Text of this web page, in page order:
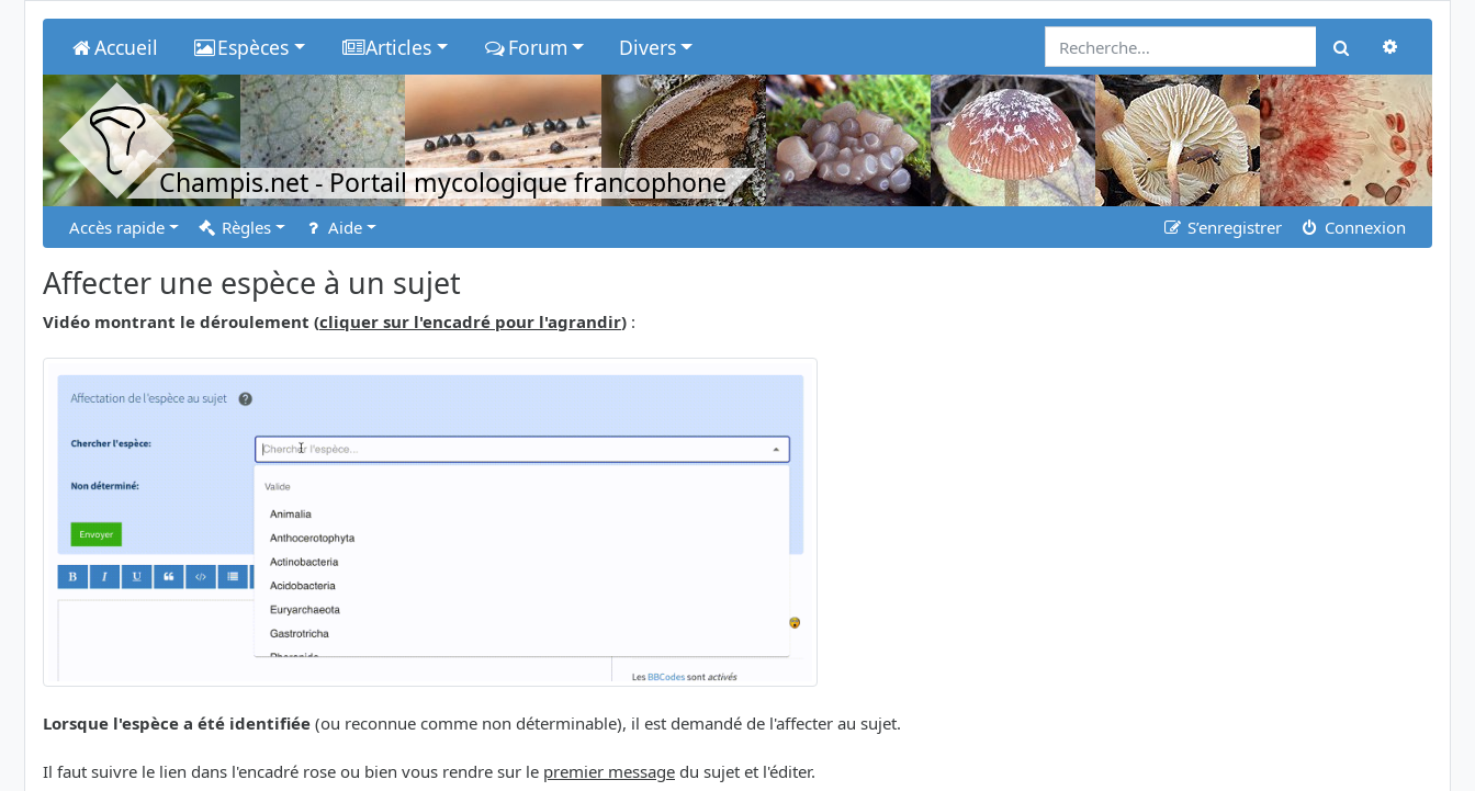
Accueil Espèces Articles Forum Divers Rechercher
Champis.net- Portail mycologique francophone
Accès rapide Règles Aide S’enregistrer Connexion
Affecter une espèce à un sujet
Vidéo montrant le déroulement (cliquer sur l'encadré pour l'agrandir) :
Lorsque l'espèce a été identifiée (ou reconnue comme non déterminable), il est demandé de l'affecter au sujet.
Il faut suivre le lien dans l'encadré rose ou bien vous rendre sur le premier message du sujet et l'éditer.